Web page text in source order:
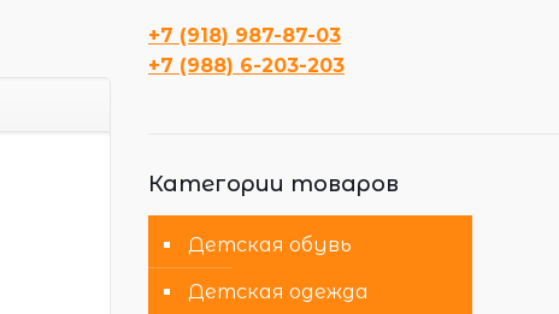
+7 (918) 987-87-03
+7 (988) 6-203-203
Категории товаров
Детская обувь
Детская одежда